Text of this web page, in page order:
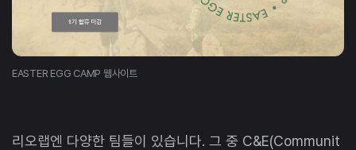
EASTER EGG CAMP 웹사이트
리오랩엔 다양한 팀들이 있습니다. 그 중 C&E(Communit